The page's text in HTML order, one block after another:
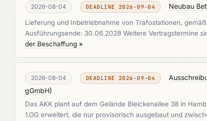
2026-08-04 DEADLINE 2026-09-04 Neubau
Lieferung und Inbetriebnahme von Trafostationen,
Ausführungsende: 30.06.2028 Weitere Vertragstermine
der Beschaffung »
2026-08-04 DEADLINE 2026-09-04
gGmbH)
Das AKK plant auf dem Gelände Bleickenallee 38 in
1.OG erweitert, die nur provisorisch ausgebaut und